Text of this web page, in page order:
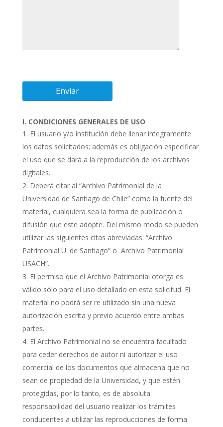
I. CONDICIONES GENERALES DE USO
El usuario y/o institución debe llenar íntegramente
los datos solicitados; además es obligación especificar
el uso que se dará a la reproducción de los archivos
digitales.
Deberá citar al “Archivo Patrimonial de la
Universidad de Santiago de Chile” como la fuente del
material, cualquiera sea la forma de publicación o
difusión que este adopte. Del mismo modo se pueden
utilizar las siguientes citas abreviadas: “Archivo
Patrimonial U. de Santiago” o Archivo Patrimonial
USACH”.
El permiso que el Archivo Patrimonial otorga es
válido sólo para el uso detallado en esta solicitud. El
material no podrá ser re utilizado sin una nueva
autorización escrita y previo acuerdo entre ambas
partes.
El Archivo Patrimonial no se encuentra facultado
para ceder derechos de autor ni autorizar el uso
comercial de los documentos que almacena que no
sean de propiedad de la Universidad, y que estén
protegidas, por lo tanto, es de absoluta
responsabilidad del usuario realizar los trámites
conducentes a utilizar las reproducciones de forma